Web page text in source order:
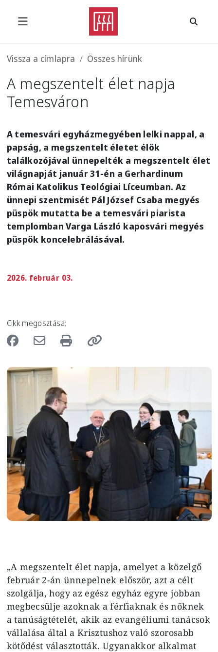
Morzsa
Vissza a címlapra Összes hírünk
A megszentelt élet napja
Temesváron
A temesvári egyházmegyében lelki nappal, a
papság, a megszentelt életet élők
találkozójával ünnepelték a megszentelt élet
világnapját január 31‑én a Gerhardinum
Római Katolikus Teológiai Líceumban. Az
ünnepi szentmisét Pál József Csaba megyés
püspök mutatta be a temesvári piarista
templomban Varga László kaposvári megyés
püspök koncelebrálásával.
2026. február 03.
Cikk megosztása:
Image
„A megszentelt élet napja, amelyet a közelgő
február 2‑án ünnepelnek először, azt a célt
szolgálja, hogy az egész egyház egyre jobban
megbecsülje azoknak a férfiaknak és nőknek
a tanúságtételét, akik az evangéliumi tanácsok
vállalása által a Krisztushoz való szorosabb
kötődést választották. Ugyanakkor alkalmat